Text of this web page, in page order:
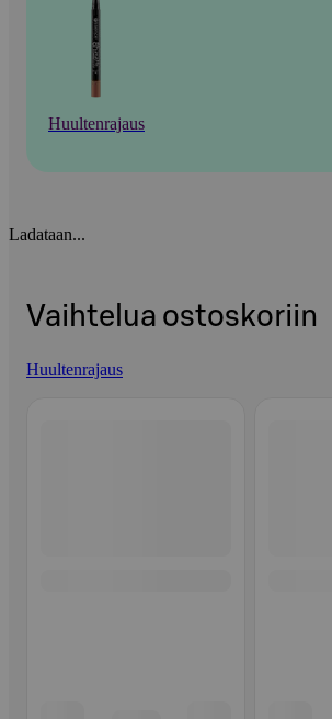
Huultenrajaus
Ladataan...
Vaihtelua ostoskoriin
Huultenrajaus